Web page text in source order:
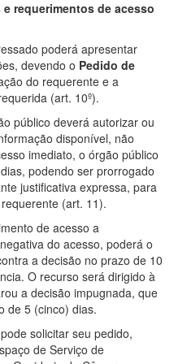
requerimentos de acesso
poderá apresentar
devendo o Pedido de
do requerente e a
(art. 10º).
público deverá autorizar ou
disponível, não
imediato, o órgão público
podendo ser prorrogado
justificativa expressa, para
(art. 11).
de acesso a
do acesso, poderá o
a decisão no prazo de 10
O recurso será dirigido à
a decisão impugnada, que
de 5 (cinco) dias.
solicitar seu pedido,
de Serviço de